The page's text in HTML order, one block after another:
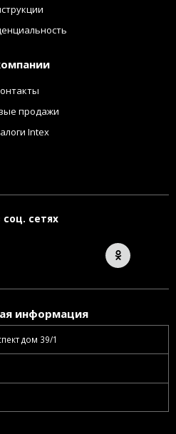
продажи
Intex
сетях
информация
дом 39/1